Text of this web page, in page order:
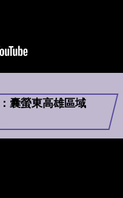
囊螢東高雄區域